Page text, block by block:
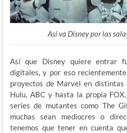
Así va Disney por las
Así que Disney quiere entrar
digitales, y por eso
proyectos de Marvel en distintas
Hulu, ABC y hasta la propia
series de mutantes como The
muchas sean mediocres o
tenemos que tener en cuenta